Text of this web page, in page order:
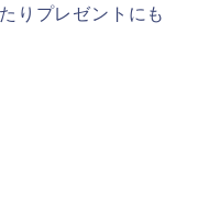
りプレゼントにも